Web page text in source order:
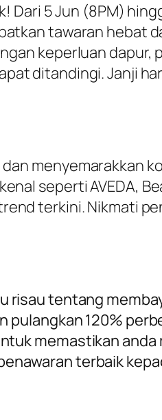
Dari 5 Jun (8PM)
tawaran hebat
keperluan dapur,
ditandingi. Janji
menyemarakkan
seperti AVEDA,
terkini. Nikmati
risau tentang
120%
memastikan
terbaik